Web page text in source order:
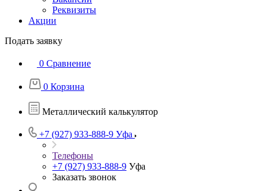
Реквизиты
Акции
Подать заявку
0 Сравнение
0 Корзина
Металлический калькулятор
+7 (927) 933-888-9 Уфа
Телефоны
+7 (927) 933-888-9 Уфа
Заказать звонок